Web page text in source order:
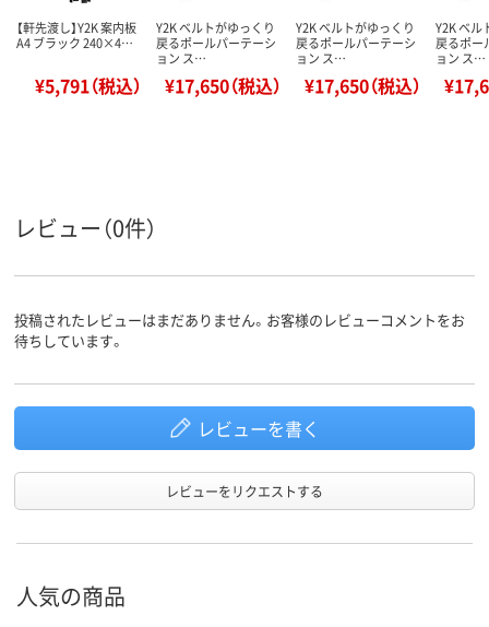
【軒先渡し】Y2K 案内板
A4 ブラック 240×4…
¥5,791（税込）
Y2K ベルトがゆっくり
戻るポールパーテーシ
ョン ス…
¥17,650（税込）
Y2K ベルトがゆっくり
戻るポールパーテーシ
ョン ス…
¥17,650（税込）
Y2K ベル
戻るポー
ョン ス…
レビュー（0件）
投稿されたレビューはまだありません。お客様のレビューコメントをお
待ちしています。
レビューを書く
レビューをリクエストする
人気の商品